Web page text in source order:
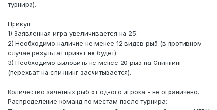
турнира).
Прикуп:
1) Заявленная игра увеличивается на 25.
2) Необходимо наличие не менее 12 видов рыб (в противном
случае результат принят не будет).
3) Необходимо выловить не менее 20 рыб на Спиннинг
(перехват на спиннинг засчитывается).
Количество зачетных рыб от одного игрока - не ограничено.
Распределение команд по местам после турнира: